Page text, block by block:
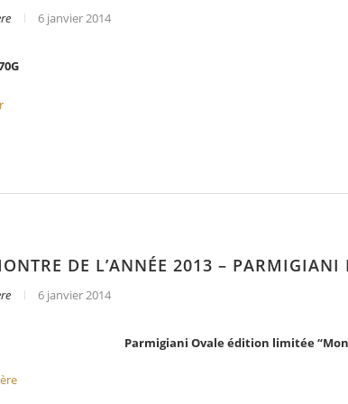
6 janvier 2014
DE L’ANNÉE 2013 – PARMIGIANI
6 janvier 2014
Parmigiani Ovale édition limitée